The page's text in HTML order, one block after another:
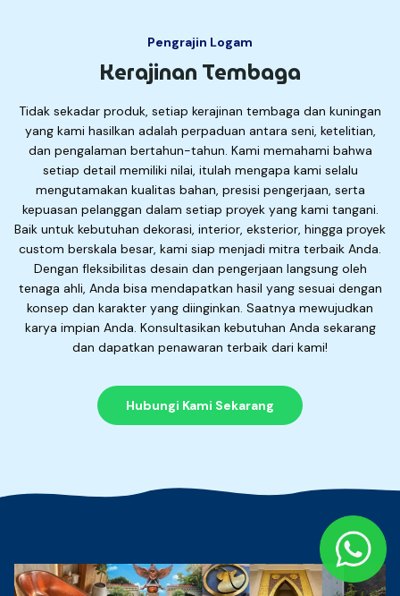
Pengrajin Logam
Kerajinan Tembaga
Tidak sekadar produk, setiap kerajinan tembaga dan kuningan
yang kami hasilkan adalah perpaduan antara seni, ketelitian,
dan pengalaman bertahun-tahun. Kami memahami bahwa
setiap detail memiliki nilai, itulah mengapa kami selalu
mengutamakan kualitas bahan, presisi pengerjaan, serta
kepuasan pelanggan dalam setiap proyek yang kami tangani.
Baik untuk kebutuhan dekorasi, interior, eksterior, hingga proyek
custom berskala besar, kami siap menjadi mitra terbaik Anda.
Dengan fleksibilitas desain dan pengerjaan langsung oleh
tenaga ahli, Anda bisa mendapatkan hasil yang sesuai dengan
konsep dan karakter yang diinginkan. Saatnya mewujudkan
karya impian Anda. Konsultasikan kebutuhan Anda sekarang
dan dapatkan penawaran terbaik dari kami!
Hubungi Kami Sekarang